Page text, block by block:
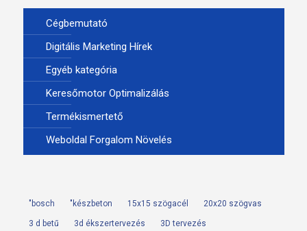
Cégbemutató
Digitális Marketing Hírek
Egyéb kategória
Keresőmotor Optimalizálás
Termékismertető
Weboldal Forgalom Növelés
"bosch "készbeton 15x15 szögacél 20x20 szögvas
3 d betű 3d ékszertervezés 3D tervezés